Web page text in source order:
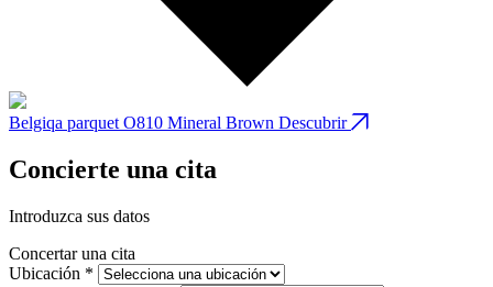
Belgiqa parquet O810 Mineral Brown Descubrir
Concierte una cita
Introduzca sus datos
Concertar una cita
Ubicación *